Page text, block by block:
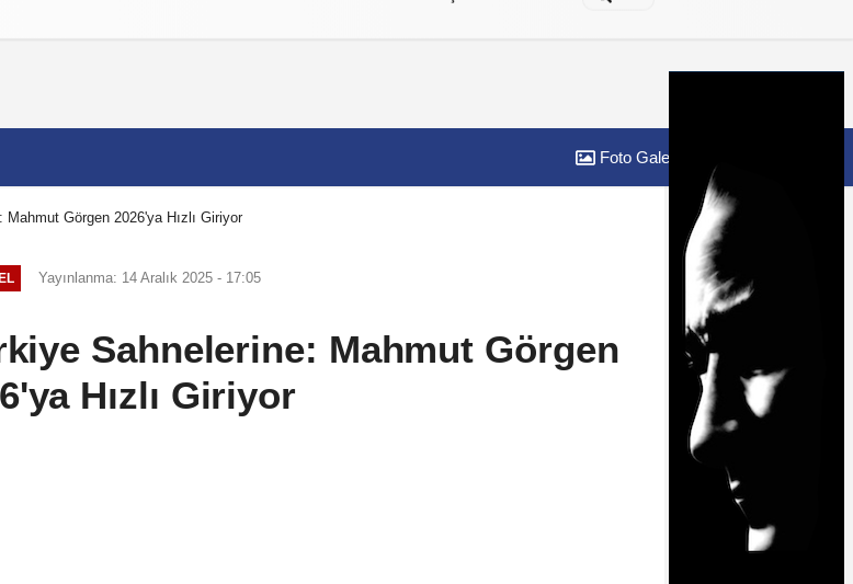
Foto Galeri
Görgen 2026'ya Hızlı Giriyor
Yayınlanma: 14 Aralık 2025 - 17:05
Sahnelerine: Mahmut Görgen
Hızlı Giriyor